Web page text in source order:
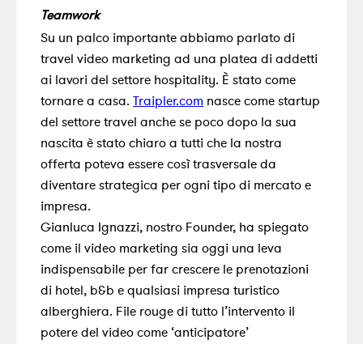
Teamwork
Su un palco importante abbiamo parlato di
travel video marketing ad una platea di addetti
ai lavori del settore hospitality. È stato come
tornare a casa. Traipler.com nasce come startup
del settore travel anche se poco dopo la sua
nascita è stato chiaro a tutti che la nostra
offerta poteva essere così trasversale da
diventare strategica per ogni tipo di mercato e
impresa.
Gianluca Ignazzi, nostro Founder, ha spiegato
come il video marketing sia oggi una leva
indispensabile per far crescere le prenotazioni
di hotel, b&b e qualsiasi impresa turistico
alberghiera. File rouge di tutto l’intervento il
potere del video come ‘anticipatore’